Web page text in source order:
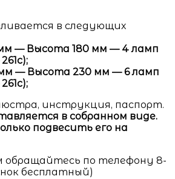
в следующих
— Высота 180 мм — 4 ламп
— Высота 230 мм — 6 ламп
инструкция, паспорт.
в собранном виде.
подвесить его на
обращайтесь по телефону 8-
бесплатный)